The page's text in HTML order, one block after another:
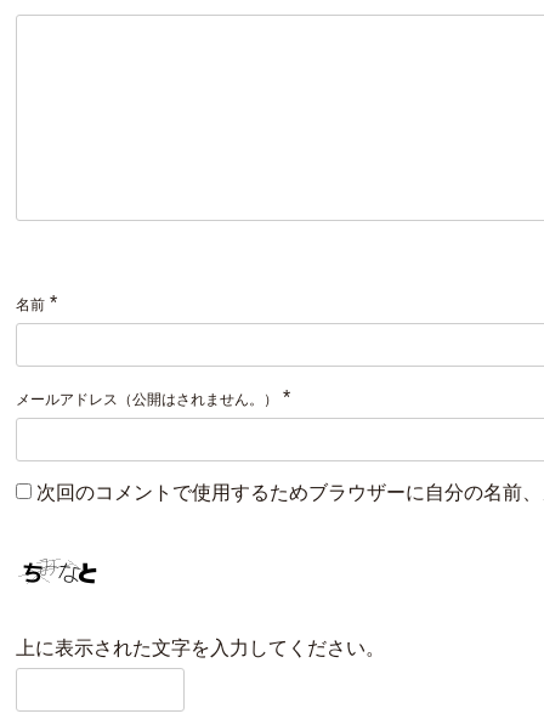
名前 *
メールアドレス（公開はされません。） *
次回のコメントで使用するためブラウザーに自分の名前
上に表示された文字を入力してください。